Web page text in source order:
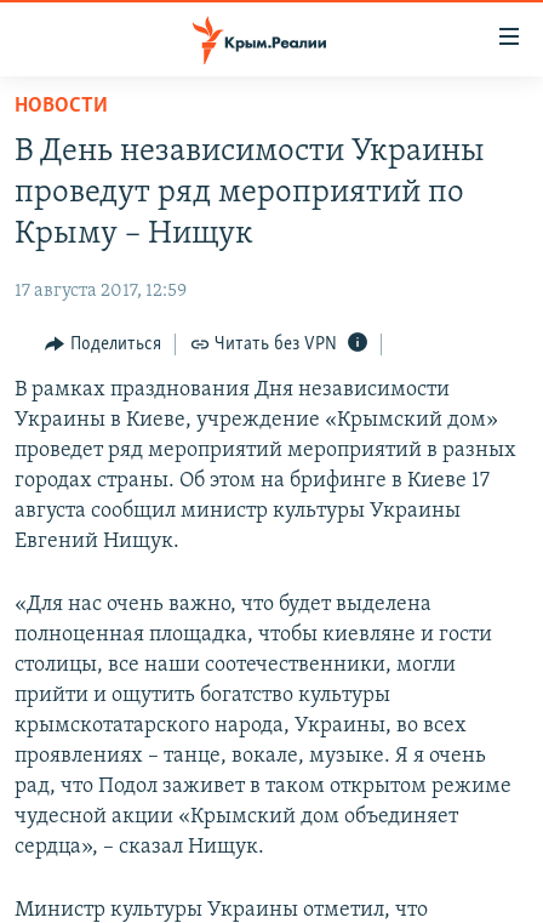
Вернуться
основному
содержанию
Вернутся
главной
навигации
Вернутся
поиску
СПЕЦПРОЕКТЫ
11 ЛЕТ ОККУПАЦИИ КРЫМА. 11 ИСТОРИЙ СОПРОТИВЛЕНИЯ
ВОДА
ЕЩЕ
ИНТЕРАКТИВ
ИНФОГРАФИКА
ТЕЛЕПРОЕКТ КРЫМ.РЕАЛИИ
СОВЕТЫ ПРАВОЗАЩИТНИКОВ
ПРОПАВШИЕ БЕЗ ВЕСТИ
КРЫМ.НЕПОКОРЕННЫЙ
УКРАИНСКАЯ ПРОБЛЕМА КРЫМА
РАДІО СВОБОДА
КАК ОБОЙТИ БЛОКИРОВКУ
Українською
Qırımtatar
Все сайты RFE/RL
НОВОСТИ
В День независимости Украины
проведут ряд мероприятий по
Крыму – Нищук
17 августа 2017, 12:59
Поделиться Читать без VPN
В рамках празднования Дня независимости
Украины в Киеве, учреждение «Крымский дом»
проведет ряд мероприятий мероприятий в разных
городах страны. Об этом на брифинге в Киеве 17
августа сообщил министр культуры Украины
Евгений Нищук.
«Для нас очень важно, что будет выделена
полноценная площадка, чтобы киевляне и гости
столицы, все наши соотечественники, могли
прийти и ощутить богатство культуры
крымскотатарского народа, Украины, во всех
проявлениях – танце, вокале, музыке. Я я очень
рад, что Подол заживет в таком открытом режиме
чудесной акции «Крымский дом объединяет
сердца», – сказал Нищук.
Министр культуры Украины отметил, что